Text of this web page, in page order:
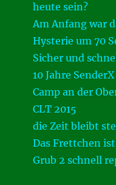
heute sein?
Am Anfang war
Hysterie um 70
Sicher und
10 Jahre SenderX
Camp an der
CLT 2015
die Zeit bleibt
Das Frettchen
Grub 2 schnell